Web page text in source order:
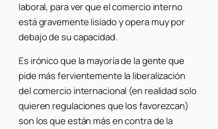
laboral, para ver que el comercio interno
está gravemente lisiado y opera muy por
debajo de su capacidad.
Es irónico que la mayoría de la gente que
pide más fervientemente la liberalización
del comercio internacional (en realidad solo
quieren regulaciones que los favorezcan)
son los que están más en contra de la